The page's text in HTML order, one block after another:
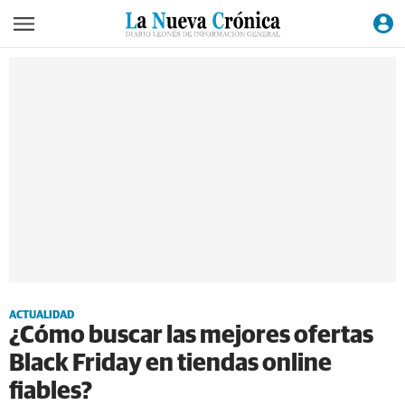
ACTUALIDAD
¿Cómo buscar las mejores ofertas
Black Friday en tiendas online
fiables?